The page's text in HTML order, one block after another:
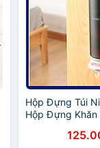
Hộp Đựng Túi
Hộp Đựng Khăn
Tiết Kiệm